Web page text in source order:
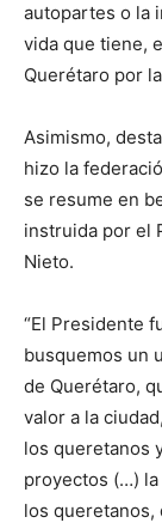
autopartes o la
vida que tiene,
Querétaro por
Asimismo,
hizo la
se resume en
instruida por el
Nieto.
“El Presidente
busquemos un
de Querétaro,
valor a la
los queretanos
proyectos (…)
los queretanos,